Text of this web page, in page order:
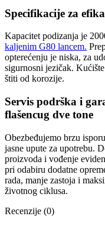
Specifikacije za
Kapacitet podizanja je
kaljenim G80 lancem.
opterećenju je niska, za
sigurnosni jezičak.
štiti od korozije.
Servis podrška i
flašencug dve tone
Obezbeđujemo brzu
jasne upute za upotrebu.
proizvoda i vođenje
pri odabiru dodatne
rada, manje zastoja i
životnog ciklusa.
Recenzije (0)